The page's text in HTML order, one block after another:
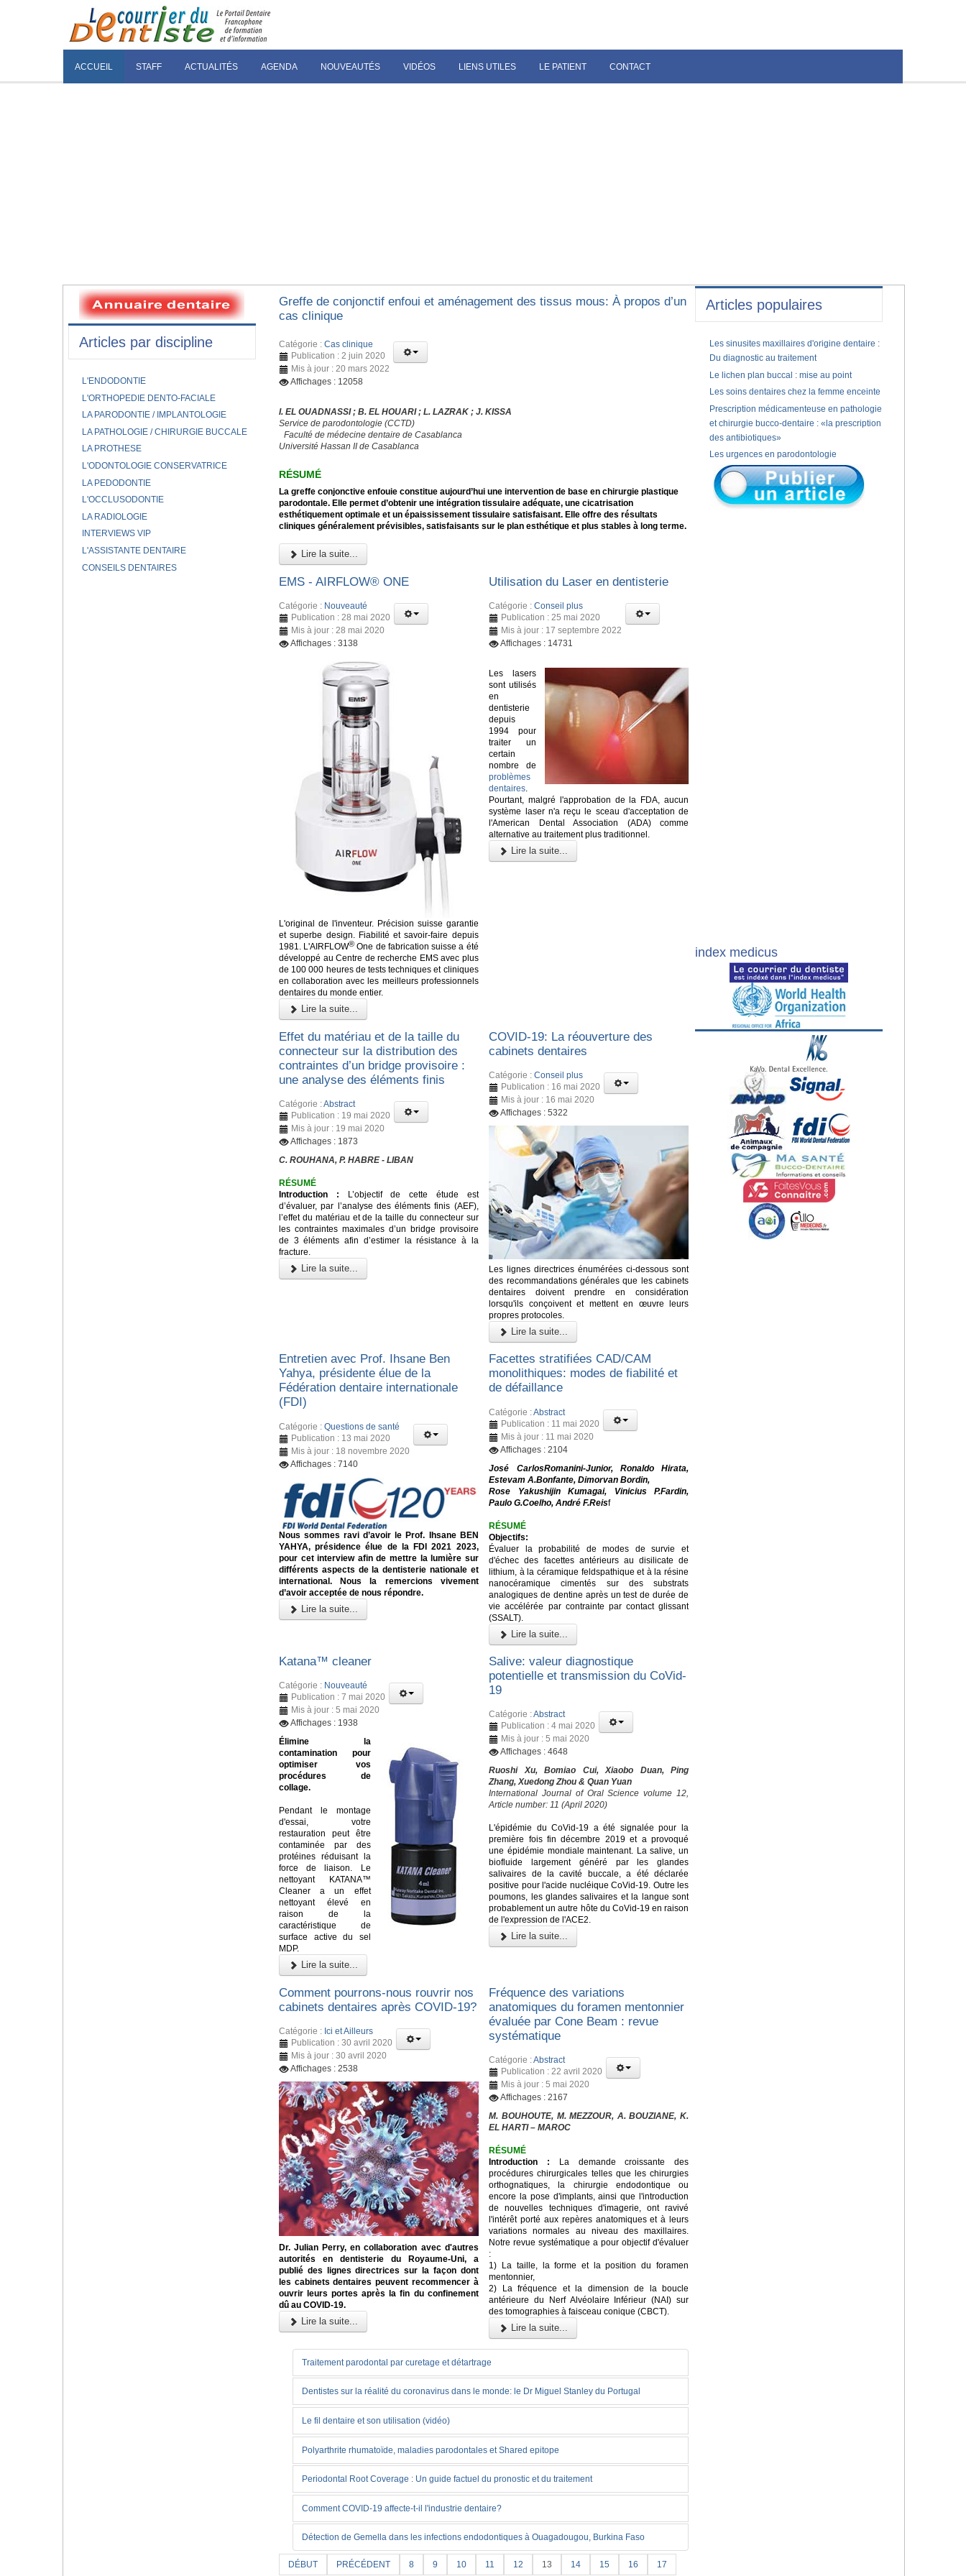
ACCUEIL STAFF ACTUALITÉS AGENDA NOUVEAUTÉS VIDÉOS LIENS UTILES LE PATIENT CONTACT
Greffe de conjonctif enfoui et aménagement des tissus mous: À propos d’un
cas clinique
Catégorie : Cas clinique
Publication : 2 juin 2020
Mis à jour : 20 mars 2022
Affichages : 12058
I. EL OUADNASSI ; B. EL HOUARI ; L. LAZRAK ; J. KISSA
Service de parodontologie (CCTD)
Faculté de médecine dentaire de Casablanca
Université Hassan II de Casablanca
RÉSUMÉ
La greffe conjonctive enfouie constitue aujourd’hui une intervention de base en chirurgie plastique
parodontale. Elle permet d’obtenir une intégration tissulaire adéquate, une cicatrisation
esthétiquement optimale et un épaississement tissulaire satisfaisant. Elle offre des résultats
cliniques généralement prévisibles, satisfaisants sur le plan esthétique et plus stables à long terme.
Lire la suite...
EMS - AIRFLOW® ONE
Catégorie : Nouveauté
Publication : 28 mai 2020
Mis à jour : 28 mai 2020
Affichages : 3138
L'original de l'inventeur. Précision suisse garantie
et superbe design. Fiabilité et savoir-faire depuis
1981. L'AIRFLOW® One de fabrication suisse a été
développé au Centre de recherche EMS avec plus
de 100 000 heures de tests techniques et cliniques
en collaboration avec les meilleurs professionnels
dentaires du monde entier.
Lire la suite...
Utilisation du Laser en dentisterie
Catégorie :Conseil plus
Publication : 25 mai 2020
Mis à jour : 17 septembre 2022
Affichages : 14731
Les lasers
sont utilisés
en
dentisterie
depuis
1994 pour
traiter un
certain
nombre de
problèmes
dentaires.
Pourtant, malgré l'approbation de la FDA, aucun
système laser n'a reçu le sceau d'acceptation de
l'American Dental Association (ADA) comme
alternative au traitement plus traditionnel.
Lire la suite...
Effet du matériau et de la taille du
connecteur sur la distribution des
contraintes d’un bridge provisoire :
une analyse des éléments finis
Catégorie :Abstract
Publication : 19 mai 2020
Mis à jour : 19 mai 2020
Affichages : 1873
C. ROUHANA, P. HABRE - LIBAN
RÉSUMÉ
Introduction : L’objectif de cette étude est
d’évaluer, par l’analyse des éléments finis (AEF),
l’effet du matériau et de la taille du connecteur sur
les contraintes maximales d’un bridge provisoire
de 3 éléments afin d’estimer la résistance à la
fracture.
Lire la suite...
COVID-19: La réouverture des
cabinets dentaires
Catégorie :Conseil plus
Publication : 16 mai 2020
Mis à jour : 16 mai 2020
Affichages : 5322
Les lignes directrices énumérées ci-dessous sont
des recommandations générales que les cabinets
dentaires doivent prendre en considération
lorsqu'ils conçoivent et mettent en œuvre leurs
propres protocoles.
Lire la suite...
Entretien avec Prof. Ihsane Ben
Yahya, présidente élue de la
Fédération dentaire internationale
(FDI)
Catégorie : Questions de santé
Publication : 13 mai 2020
Mis à jour : 18 novembre 2020
Affichages : 7140
Nous sommes ravi d’avoir le Prof. Ihsane BEN
YAHYA, présidence élue de la FDI 2021 2023,
pour cet interview afin de mettre la lumière sur
différents aspects de la dentisterie nationale et
international. Nous la remercions vivement
d’avoir acceptée de nous répondre.
Lire la suite...
Facettes stratifiées CAD/CAM
monolithiques: modes de fiabilité et
de défaillance
Catégorie :Abstract
Publication : 11 mai 2020
Mis à jour : 11 mai 2020
Affichages : 2104
José CarlosRomanini-Junior, Ronaldo Hirata,
Estevam A.Bonfante, Dimorvan Bordin,
Rose Yakushijin Kumagai, Vinicius P.Fardin,
Paulo G.Coelho, André F.Reisf
RÉSUMÉ
Objectifs:
Évaluer la probabilité de modes de survie et
d'échec des facettes antérieurs au disilicate de
lithium, à la céramique feldspathique et à la résine
nanocéramique cimentés sur des substrats
analogiques de dentine après un test de durée de
vie accélérée par contrainte par contact glissant
(SSALT).
Lire la suite...
Katana™ cleaner
Catégorie : Nouveauté
Publication : 7 mai 2020
Mis à jour : 5 mai 2020
Affichages : 1938
Élimine la
contamination pour
optimiser vos
procédures de
collage.
Pendant le montage
d'essai, votre
restauration peut être
contaminée par des
protéines réduisant la
force de liaison. Le
nettoyant KATANA™
Cleaner a un effet
nettoyant élevé en
raison de la
caractéristique de
surface active du sel
MDP.
Lire la suite...
Salive: valeur diagnostique
potentielle et transmission du CoVid-
19
Catégorie :Abstract
Publication : 4 mai 2020
Mis à jour : 5 mai 2020
Affichages : 4648
Ruoshi Xu, Bomiao Cui, Xiaobo Duan, Ping
Zhang, Xuedong Zhou & Quan Yuan
International Journal of Oral Science volume 12,
Article number: 11 (April 2020)
L'épidémie du CoVid-19 a été signalée pour la
première fois fin décembre 2019 et a provoqué
une épidémie mondiale maintenant. La salive, un
biofluide largement généré par les glandes
salivaires de la cavité buccale, a été déclarée
positive pour l'acide nucléique CoVid-19. Outre les
poumons, les glandes salivaires et la langue sont
probablement un autre hôte du CoVid-19 en raison
de l'expression de l'ACE2.
Lire la suite...
Comment pourrons-nous rouvrir nos
cabinets dentaires après COVID-19?
Catégorie : Ici et Ailleurs
Publication : 30 avril 2020
Mis à jour : 30 avril 2020
Affichages : 2538
Dr. Julian Perry, en collaboration avec d'autres
autorités en dentisterie du Royaume-Uni, a
publié des lignes directrices sur la façon dont
les cabinets dentaires peuvent recommencer à
ouvrir leurs portes après la fin du confinement
dû au COVID-19.
Lire la suite...
Fréquence des variations
anatomiques du foramen mentonnier
évaluée par Cone Beam : revue
systématique
Catégorie :Abstract
Publication : 22 avril 2020
Mis à jour : 5 mai 2020
Affichages : 2167
M. BOUHOUTE, M. MEZZOUR, A. BOUZIANE, K.
EL HARTI – MAROC
RÉSUMÉ
Introduction : La demande croissante des
procédures chirurgicales telles que les chirurgies
orthognatiques, la chirurgie endodontique ou
encore la pose d'implants, ainsi que l'introduction
de nouvelles techniques d'imagerie, ont ravivé
l'intérêt porté aux repères anatomiques et à leurs
variations normales au niveau des maxillaires.
Notre revue systématique a pour objectif d'évaluer
:
1) La taille, la forme et la position du foramen
mentonnier,
2) La fréquence et la dimension de la boucle
antérieure du Nerf Alvéolaire Inférieur (NAI) sur
des tomographies à faisceau conique (CBCT).
Lire la suite...
Traitement parodontal par curetage et détartrage
Dentistes sur la réalité du coronavirus dans le monde: le Dr Miguel Stanley du Portugal
Le fil dentaire et son utilisation (vidéo)
Polyarthrite rhumatoïde, maladies parodontales et Shared epitope
Periodontal Root Coverage : Un guide factuel du pronostic et du traitement
Comment COVID-19 affecte-t-il l'industrie dentaire?
Détection de Gemella dans les infections endodontiques à Ouagadougou, Burkina Faso
DÉBUT PRÉCÉDENT 8 9 10 11 12 13 14 15 16 17
Articles par discipline
L'ENDODONTIE
L'ORTHOPEDIE DENTO-FACIALE
LA PARODONTIE / IMPLANTOLOGIE
LA PATHOLOGIE / CHIRURGIE BUCCALE
LA PROTHESE
L'ODONTOLOGIE CONSERVATRICE
LA PEDODONTIE
L'OCCLUSODONTIE
LA RADIOLOGIE
INTERVIEWS VIP
L'ASSISTANTE DENTAIRE
CONSEILS DENTAIRES
Articles populaires
Les sinusites maxillaires d'origine dentaire :
Du diagnostic au traitement
Le lichen plan buccal : mise au point
Les soins dentaires chez la femme enceinte
Prescription médicamenteuse en pathologie
et chirurgie bucco-dentaire : «la prescription
des antibiotiques»
Les urgences en parodontologie
index medicus